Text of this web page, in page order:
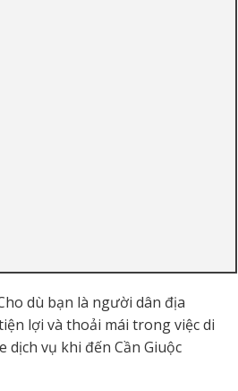
dù bạn là người dân địa
lợi và thoải mái trong việc di
dịch vụ khi đến Cần Giuộc